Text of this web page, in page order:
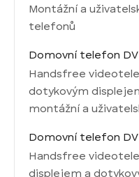
Montážní a uživatelský návod včetně zapojení
telefonů
Domovní telefon DV
Handsfree
dotykovým
montážní a
Domovní telefon DV
Handsfree
displejem a